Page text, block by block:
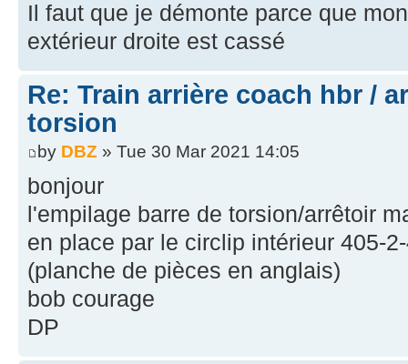
Il faut que je démonte parce que
extérieur droite est cassé
Re: Train arrière coach hbr /
torsion
by DBZ » Tue 30 Mar 2021 14:05
bonjour
l'empilage barre de torsion/arrêtoir
en place par le circlip intérieur 405-
(planche de pièces en anglais)
bob courage
DP